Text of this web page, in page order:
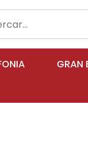
GRAN